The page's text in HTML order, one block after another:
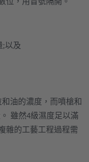
;以及
油的濃度，而噴槍和
雖然4級濕度足以滿
雜的工藝工程過程需